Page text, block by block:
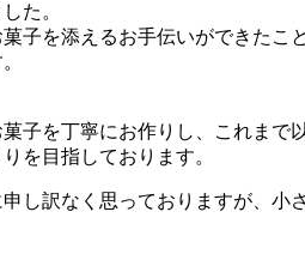
た。
を添えるお手伝いができたこ
を丁寧にお作りし、これまで
を目指しております。
し訳なく思っておりますが、